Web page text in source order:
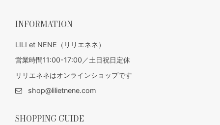
INFORMATION
LILI et NENE（リリエネネ）
営業時間11:00-17:00／土日祝日定休
リリエネネはオンラインショップです
shop@lilietnene.com
SHOPPING GUIDE